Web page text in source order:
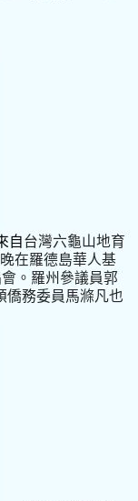
自台灣六龜山地育
在羅德島華人基
。羅州參議員郭
僑務委員馬滌凡也